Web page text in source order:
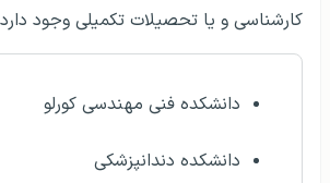
کارشناسی و یا تحصیلات تکمیلی وجود دارد
دانشکده فنی مهندسی کورلو
دانشکده دندانپزشکی